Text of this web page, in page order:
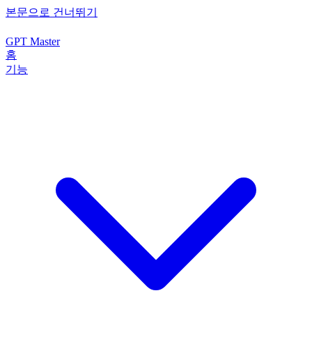
본문으로 건너뛰기
GPT Master
홈
기능